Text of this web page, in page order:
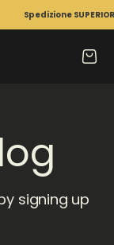
Spedizione
signing up